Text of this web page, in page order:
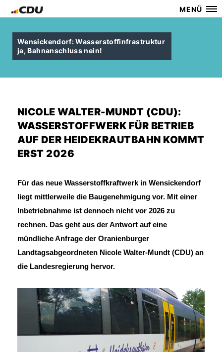
MENÜ
Wensickendorf: Wasserstoffinfrastruktur
ja, Bahnanschluss nein!
NICOLE WALTER-MUNDT (CDU):
WASSERSTOFFWERK FÜR BETRIEB
AUF DER HEIDEKRAUTBAHN KOMMT
ERST 2026
Für das neue Wasserstoffkraftwerk in Wensickendorf
liegt mittlerweile die Baugenehmigung vor. Mit einer
Inbetriebnahme ist dennoch nicht vor 2026 zu
rechnen. Das geht aus der Antwort auf eine
mündliche Anfrage der Oranienburger
Landtagsabgeordneten Nicole Walter-Mundt (CDU) an
die Landesregierung hervor.